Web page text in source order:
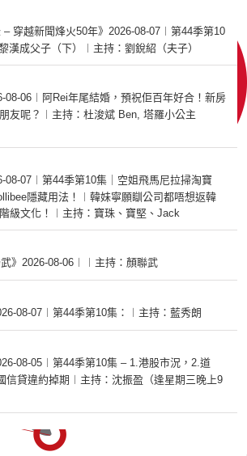
– 穿越新聞烽火50年》2026-08-07︱第44季第10
漢成父子（下）︱主持：劉銳紹（夫子）
08-06︱阿Rei年尾結婚，預祝佢百年好合！新房
友呢？︱主持：杜浚斌 Ben, 塔羅小公主
08-07︱第44季第10集｜空姐飛馬尼拉掃淘寶
隱藏用法！︱韓妹寧願瞓公司都唔想返韓
級文化！︱主持：寶珠、寶堅、Jack
》2026-08-06︱︱主持：顏聯武
08-07︱第44季第10集：︱主持：藍秀朗
08-05︱第44季第10集 – 1.港股市況，2.道
信貸違約掉期︱主持：沈振盈（逢星期三晚上9